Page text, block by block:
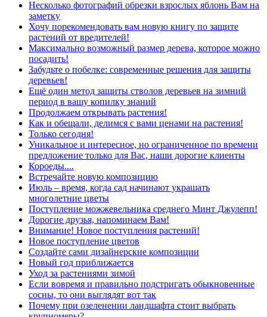
Несколько фотографий обрезки взрослых яблонь Вам на
заметку
Хочу порекомендовать вам новую книгу по защите
растений от вредителей!
Максимально возможный размер дерева, которое можно
посадить!
Забудьте о побелке: современные решения для защиты
деревьев!
Ещё один метод защиты стволов деревьев на зимний
период в вашу копилку знаний
Продолжаем открывать растения!
Как и обещали, делимся с вами ценами на растения!
Только сегодня!
Уникальное и интересное, но ограниченное по времени
предложение только для Вас, наши дорогие клиенты
Короеды....
Встречайте новую композицию
Июль – время, когда сад начинают украшать
многолетние цветы
Поступление можжевельника среднего Минт Джулепп!
Дорогие друзья, напоминаем Вам!
Внимание! Новое поступления растений!
Новое поступление цветов
Создайте сами дизайнерские композиции
Новый год приближается
Уход за растениями зимой
Если вовремя и правильно подстригать обыкновенные
сосны, то они выглядят вот так
Почему при озеленении ландшафта стоит выбрать